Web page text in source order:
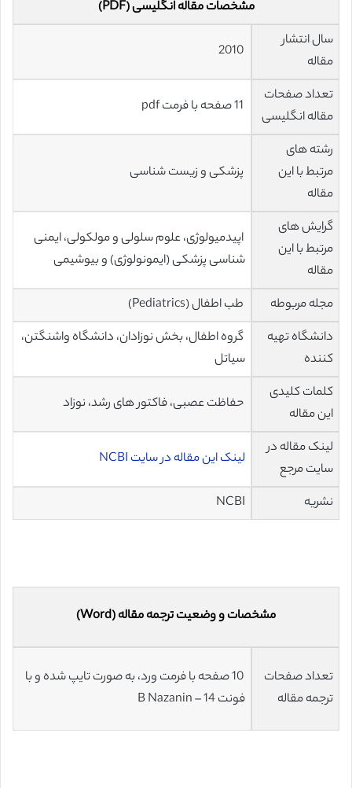
مشخصات مقاله انگلیسی (PDF)
سال انتشار
مقاله
تعداد صفحات
مقاله انگلیسی
رشته های
مرتبط با این
مقاله
پزشکی و زیست شناسی
گرایش های
مرتبط با این
مقاله
اپیدمیولوژی، علوم سلولی و مولکولی، ایمنی
شناسی پزشکی (ایمونولوژی) و بیوشیمی
مجله مربوطه
طب اطفال (Pediatrics)
دانشگاه تهیه
کننده
گروه اطفال، بخش نوزادان، دانشگاه واشنگتن،
سیاتل
کلمات کلیدی
این مقاله
حفاظت عصبی، فاکتور های رشد، نوزاد
لینک مقاله در
سایت مرجع
لینک این مقاله در سایت NCBI
نشریه NCBI
مشخصات و وضعیت ترجمه مقاله (Word)
تعداد صفحات
ترجمه مقاله
10 صفحه با فرمت ورد، به صورت تایپ شده و با
فونت 14 – B Nazanin